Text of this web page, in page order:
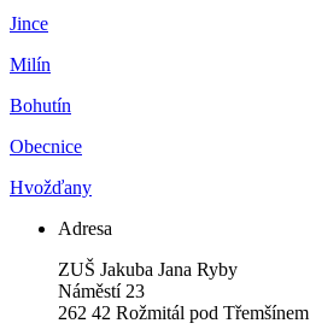
Jince
Milín
Bohutín
Obecnice
Hvožďany
Adresa
ZUŠ Jakuba Jana Ryby
Náměstí 23
262 42 Rožmitál pod Třemšínem